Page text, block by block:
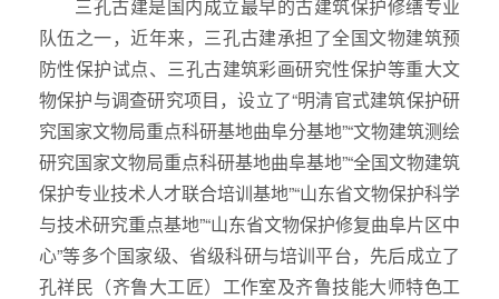
三孔古建是国内成立最早的古建筑保护修缮专业
队伍之一，近年来，三孔古建承担了全国文物建筑预
防性保护试点、三孔古建筑彩画研究性保护等重大文
物保护与调查研究项目，设立了“明清官式建筑保护研
究国家文物局重点科研基地曲阜分基地”“文物建筑测绘
研究国家文物局重点科研基地曲阜基地”“全国文物建筑
保护专业技术人才联合培训基地”“山东省文物保护科学
与技术研究重点基地”“山东省文物保护修复曲阜片区中
心”等多个国家级、省级科研与培训平台，先后成立了
孔祥民（齐鲁大工匠）工作室及齐鲁技能大师特色工